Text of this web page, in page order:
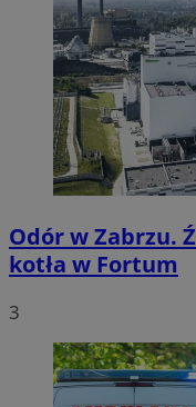
Odór w Zabrzu.
kotła w Fortum
3